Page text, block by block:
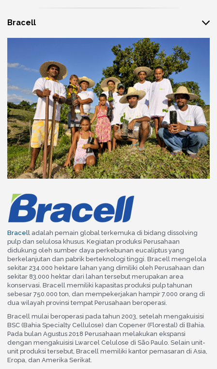
Bracell
Bracell adalah pemain global terkemuka di bidang dissolving
pulp dan selulosa khusus. Kegiatan produksi Perusahaan
didukung oleh sumber daya perkebunan eucaliptus yang
berkelanjutan dan pabrik berteknologi tinggi. Bracell mengelola
sekitar 234.000 hektare lahan yang dimiliki oleh Perusahaan dan
sekitar 83.000 hektar dari lahan tersebut merupakan area
konservasi. Bracell memiliki kapasitas produksi pulp tahunan
sebesar 750.000 ton, dan mempekerjakan hampir 7.000 orang di
dua wilayah provinsi tempat Perusahaan beroperasi.
Bracell mulai beroperasi pada tahun 2003, setelah mengakuisisi
BSC (Bahia Specialty Cellulose) dan Copener (Florestal) di Bahia.
Pada bulan Agustus 2018 Perusahaan melakukan ekspansi
dengan mengakuisisi Lwarcel Celulose di São Paulo. Selain unit-
unit produksi tersebut, Bracell memiliki kantor pemasaran di Asia,
Eropa, dan Amerika Serikat.